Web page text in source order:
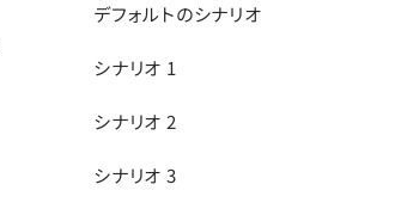
デフォルトのシナリオ
シナリオ 1
シナリオ 2
シナリオ 3